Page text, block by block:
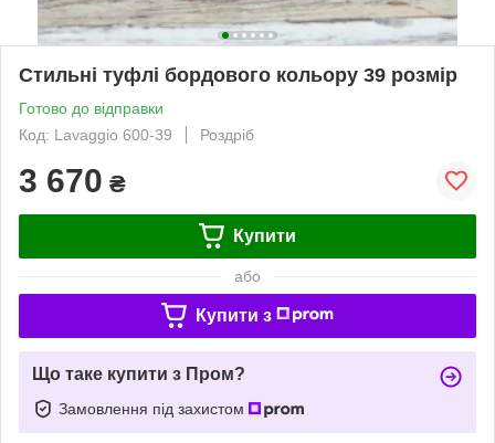
Стильні туфлі бордового кольору 39 розмір
Готово до відправки
Код: Lavaggio 600-39
Роздріб
3 670 ₴
Купити
або
Купити з
Що таке купити з Пром?
Замовлення під захистом